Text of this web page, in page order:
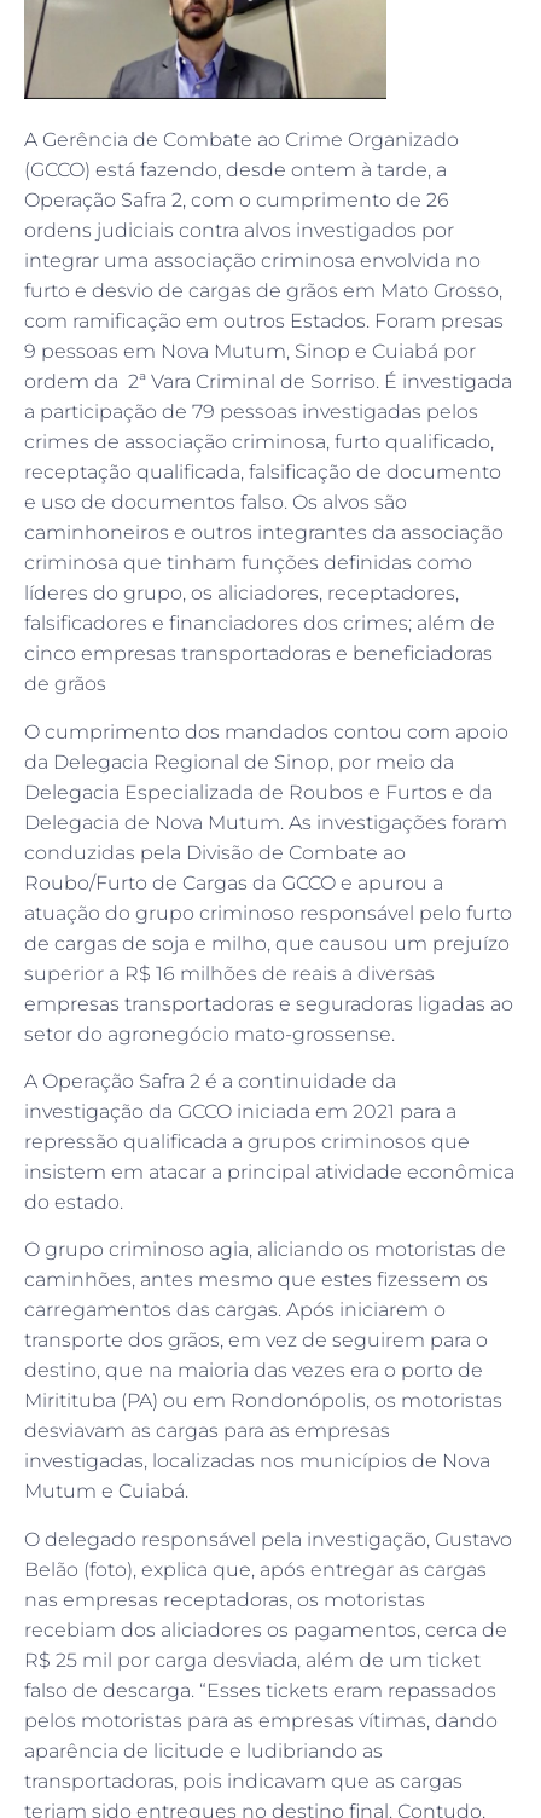
A Gerência de Combate ao Crime Organizado
(GCCO) está fazendo, desde ontem à tarde, a
Operação Safra 2, com o cumprimento de 26
ordens judiciais contra alvos investigados por
integrar uma associação criminosa envolvida no
furto e desvio de cargas de grãos em Mato Grosso,
com ramificação em outros Estados. Foram presas
9 pessoas em Nova Mutum, Sinop e Cuiabá por
ordem da 2ª Vara Criminal de Sorriso. É investigada
a participação de 79 pessoas investigadas pelos
crimes de associação criminosa, furto qualificado,
receptação qualificada, falsificação de documento
e uso de documentos falso. Os alvos são
caminhoneiros e outros integrantes da associação
criminosa que tinham funções definidas como
líderes do grupo, os aliciadores, receptadores,
falsificadores e financiadores dos crimes; além de
cinco empresas transportadoras e beneficiadoras
de grãos
O cumprimento dos mandados contou com apoio
da Delegacia Regional de Sinop, por meio da
Delegacia Especializada de Roubos e Furtos e da
Delegacia de Nova Mutum. As investigações foram
conduzidas pela Divisão de Combate ao
Roubo/Furto de Cargas da GCCO e apurou a
atuação do grupo criminoso responsável pelo furto
de cargas de soja e milho, que causou um prejuízo
superior a R$ 16 milhões de reais a diversas
empresas transportadoras e seguradoras ligadas ao
setor do agronegócio mato-grossense.
A Operação Safra 2 é a continuidade da
investigação da GCCO iniciada em 2021 para a
repressão qualificada a grupos criminosos que
insistem em atacar a principal atividade econômica
do estado.
O grupo criminoso agia, aliciando os motoristas de
caminhões, antes mesmo que estes fizessem os
carregamentos das cargas. Após iniciarem o
transporte dos grãos, em vez de seguirem para o
destino, que na maioria das vezes era o porto de
Miritituba (PA) ou em Rondonópolis, os motoristas
desviavam as cargas para as empresas
investigadas, localizadas nos municípios de Nova
Mutum e Cuiabá.
O delegado responsável pela investigação, Gustavo
Belão (foto), explica que, após entregar as cargas
nas empresas receptadoras, os motoristas
recebiam dos aliciadores os pagamentos, cerca de
R$ 25 mil por carga desviada, além de um ticket
falso de descarga. “Esses tickets eram repassados
pelos motoristas para as empresas vítimas, dando
aparência de licitude e ludibriando as
transportadoras, pois indicavam que as cargas
teriam sido entregues no destino final. Contudo,